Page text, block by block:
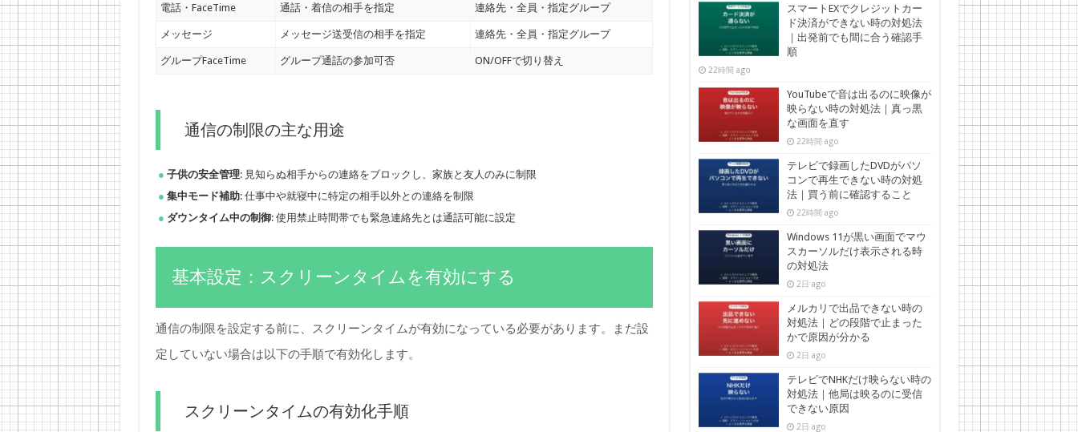
電話・FaceTime 通話・着信の相手を指定 連絡先・全員・指定グループ
メッセージ メッセージ送受信の相手を指定 連絡先・全員・指定グループ
グループFaceTime グループ通話の参加可否 ON/OFFで切り替え
通信の制限の主な用途
子供の安全管理: 見知らぬ相手からの連絡をブロックし、家族と友人のみに制限
集中モード補助: 仕事中や就寝中に特定の相手以外との連絡を制限
ダウンタイム中の制御: 使用禁止時間帯でも緊急連絡先とは通話可能に設定
基本設定：スクリーンタイムを有効にする
通信の制限を設定する前に、スクリーンタイムが有効になっている必要があります。まだ設
定していない場合は以下の手順で有効化します。
スクリーンタイムの有効化手順
スマートEXでクレジットカー
ド決済ができない時の対処法
｜出発前でも間に合う確認手
順
22時間 ago
YouTubeで音は出るのに映像が
映らない時の対処法｜真っ黒
な画面を直す
22時間 ago
テレビで録画したDVDがパソ
コンで再生できない時の対処
法｜買う前に確認すること
22時間 ago
Windows 11が黒い画面でマウ
スカーソルだけ表示される時
の対処法
2日 ago
メルカリで出品できない時の
対処法｜どの段階で止まった
かで原因が分かる
2日 ago
テレビでNHKだけ映らない時の
対処法｜他局は映るのに受信
できない原因
2日 ago